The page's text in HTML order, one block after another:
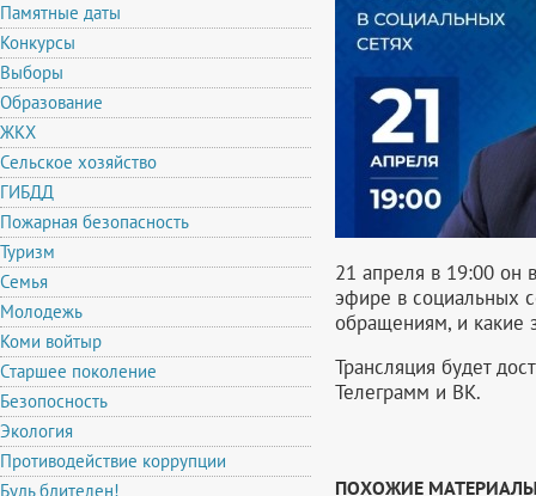
Памятные даты
Конкурсы
Выборы
Образование
ЖКХ
Сельское хозяйство
ГИБДД
Пожарная безопасность
Туризм
Семья
Молодежь
Коми войтыр
Старшее поколение
Безопосность
Экология
Противодействие коррупции
Будь бдителен!
21 апреля в 19:00 он
эфире в социальных
обращениям, и какие
Трансляция будет
Телеграмм и ВК.
ПОХОЖИЕ